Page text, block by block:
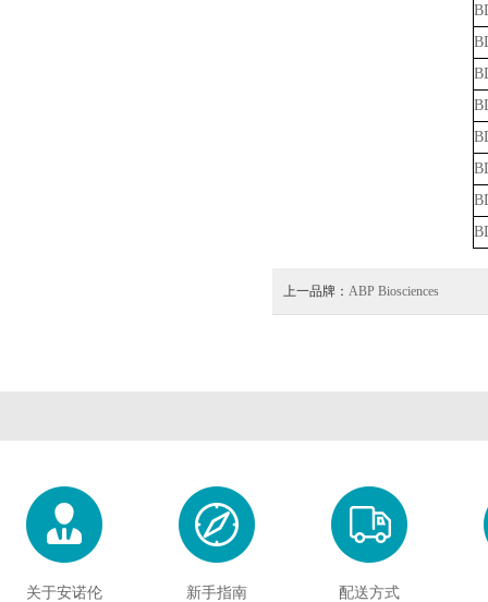
上一品牌： ABP Biosciences
关于安诺伦 新手指南 配送方式